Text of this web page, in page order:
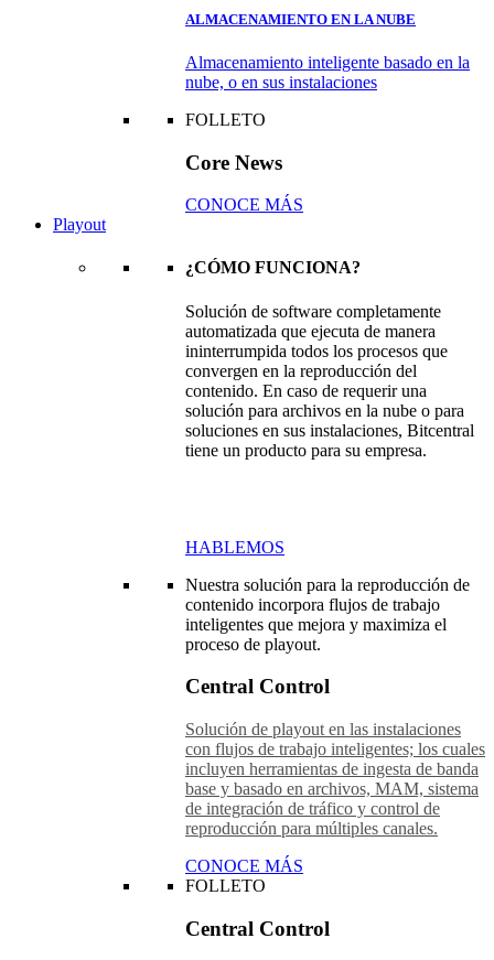
ALMACENAMIENTO EN LA NUBE
Almacenamiento inteligente basado en la
nube, o en sus instalaciones
FOLLETO
Core News
CONOCE MÁS
Playout
¿CÓMO FUNCIONA?
Solución de software completamente
automatizada que ejecuta de manera
ininterrumpida todos los procesos que
convergen en la reproducción del
contenido. En caso de requerir una
solución para archivos en la nube o para
soluciones en sus instalaciones, Bitcentral
tiene un producto para su empresa.
HABLEMOS
Nuestra solución para la reproducción de
contenido incorpora flujos de trabajo
inteligentes que mejora y maximiza el
proceso de playout.
Central Control
Solución de playout en las instalaciones
con flujos de trabajo inteligentes; los cuales
incluyen herramientas de ingesta de banda
base y basado en archivos, MAM, sistema
de integración de tráfico y control de
reproducción para múltiples canales.
CONOCE MÁS
FOLLETO
Central Control